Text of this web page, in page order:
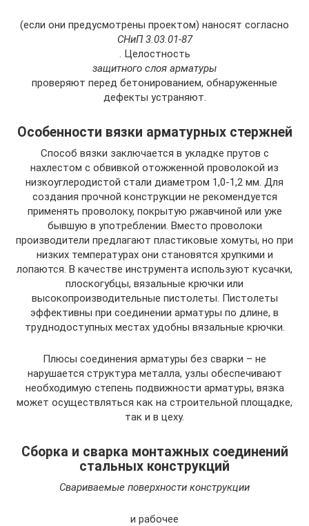
(если они предусмотрены проектом) наносят согласно
СНиП 3.03.01-87
. Целостность
защитного слоя арматуры
проверяют перед бетонированием, обнаруженные
дефекты устраняют.
Особенности вязки арматурных стержней
Способ вязки заключается в укладке прутов с
нахлестом с обвивкой отожженной проволокой из
низкоуглеродистой стали диаметром 1,0-1,2 мм. Для
создания прочной конструкции не рекомендуется
применять проволоку, покрытую ржавчиной или уже
бывшую в употреблении. Вместо проволоки
производители предлагают пластиковые хомуты, но при
низких температурах они становятся хрупкими и
лопаются. В качестве инструмента используют кусачки,
плоскогубцы, вязальные крючки или
высокопроизводительные пистолеты. Пистолеты
эффективны при соединении арматуры по длине, в
труднодоступных местах удобны вязальные крючки.
Плюсы соединения арматуры без сварки – не
нарушается структура металла, узлы обеспечивают
необходимую степень подвижности арматуры, вязка
может осуществляться как на строительной площадке,
так и в цеху.
Сборка и сварка монтажных соединений
стальных конструкций
Свариваемые поверхности конструкции
и рабочее